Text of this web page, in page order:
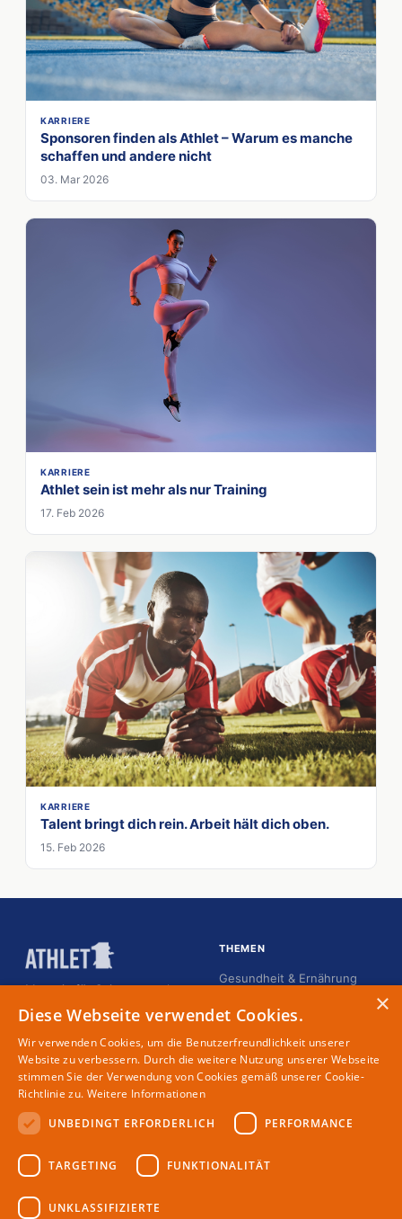
KARRIERE
Sponsoren finden als Athlet – Warum es manche
schaffen und andere nicht
03. Mar 2026
KARRIERE
Athlet sein ist mehr als nur Training
17. Feb 2026
KARRIERE
Talent bringt dich rein. Arbeit hält dich oben.
15. Feb 2026
Magazin für Spitzensportler
THEMEN
Gesundheit & Ernährung
Lifestyle
Menschen
MAGAZIN
Partner
RECHTLICHES
Impressum
×
Diese Webseite verwendet Cookies.
Wir verwenden Cookies, um die Benutzerfreundlichkeit unserer
Website zu verbessern. Durch die weitere Nutzung unserer Webseite
stimmen Sie der Verwendung von Cookies gemäß unserer Cookie-
Richtlinie zu. Weitere Informationen
UNBEDINGT ERFORDERLICH
PERFORMANCE
TARGETING FUNKTIONALITÄT
UNKLASSIFIZIERTE